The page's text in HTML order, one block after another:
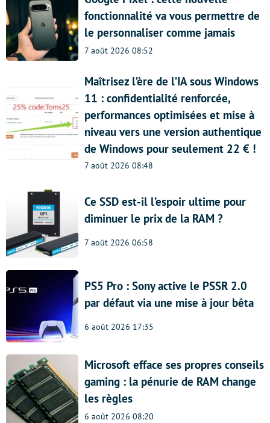
fonctionnalité va vous permettre de
le personnaliser comme jamais
7 août 2026 08:52
Maîtrisez l’ère de l’IA sous Windows
11 : confidentialité renforcée,
performances optimisées et mise à
niveau vers une version authentique
de Windows pour seulement 22 € !
7 août 2026 08:48
Ce SSD est-il l’espoir ultime pour
diminuer le prix de la RAM ?
7 août 2026 06:58
PS5 Pro : Sony active le PSSR 2.0
par défaut via une mise à jour bêta
6 août 2026 17:35
Microsoft efface ses propres conseils
gaming : la pénurie de RAM change
les règles
6 août 2026 08:20